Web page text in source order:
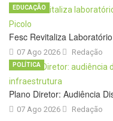
Fesc Revitaliza
07 Ago 2026
EDUCAÇÃO
Redação
Plano Diretor: Audiência
07 Ago 2026
POLÍTICA
Redação